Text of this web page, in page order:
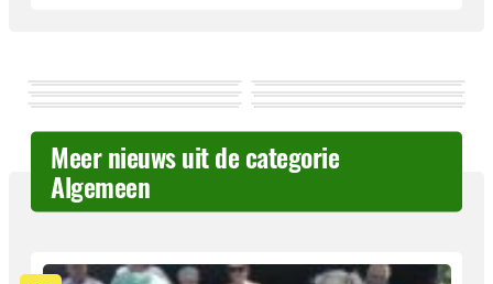
Meer nieuws uit de categorie
Algemeen